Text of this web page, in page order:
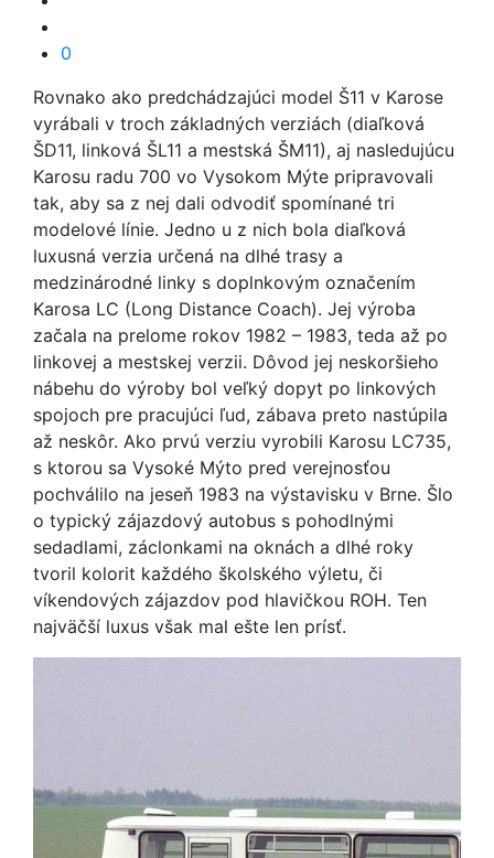
0
Rovnako ako predchádzajúci model Š11 v Karose
vyrábali v troch základných verziách (diaľková
ŠD11, linková ŠL11 a mestská ŠM11), aj nasledujúcu
Karosu radu 700 vo Vysokom Mýte pripravovali
tak, aby sa z nej dali odvodiť spomínané tri
modelové línie. Jedno u z nich bola diaľková
luxusná verzia určená na dlhé trasy a
medzinárodné linky s doplnkovým označením
Karosa LC (Long Distance Coach). Jej výroba
začala na prelome rokov 1982 – 1983, teda až po
linkovej a mestskej verzii. Dôvod jej neskoršieho
nábehu do výroby bol veľký dopyt po linkových
spojoch pre pracujúci ľud, zábava preto nastúpila
až neskôr. Ako prvú verziu vyrobili Karosu LC735,
s ktorou sa Vysoké Mýto pred verejnosťou
pochválilo na jeseň 1983 na výstavisku v Brne. Šlo
o typický zájazdový autobus s pohodlnými
sedadlami, záclonkami na oknách a dlhé roky
tvoril kolorit každého školského výletu, či
víkendových zájazdov pod hlavičkou ROH. Ten
najväčší luxus však mal ešte len prísť.